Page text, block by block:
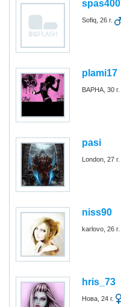
spas400
Sofiq, 26 г.
plami17
ВАРНА, 30 г.
pasi
London, 27 г.
niss90
karlovo, 26 г.
hris_73
Нова, 24 г.